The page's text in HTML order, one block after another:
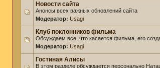
Новости сайта
Анонсы всех важных обновлений сайта
Модератор: Usagi
Клуб поклонников фильма
Обсуждаем все, что касается фильма, его
Модератор: Usagi
Гостиная Алисы
В этом разделе обсуждается персонально